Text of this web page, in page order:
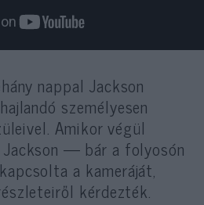
nappal Jackson
személyesen
Amikor végül
— bár a folyosón
a kameráját,
kérdezték.